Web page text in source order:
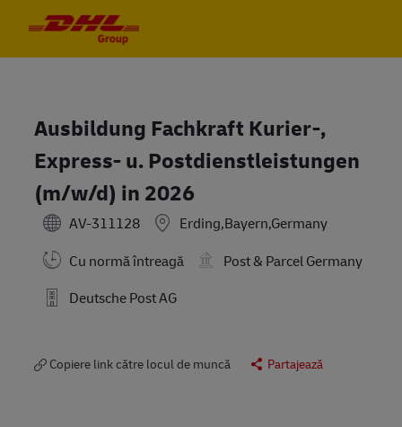
Ausbildung Fachkraft Kurier-,
Express- u. Postdienstleistungen
(m/w/d) in 2026
AV-311128
Erding,Bayern,Germany
Cu normă întreagă
Post & Parcel Germany
Deutsche Post AG
Copiere link către locul de muncă Partajează